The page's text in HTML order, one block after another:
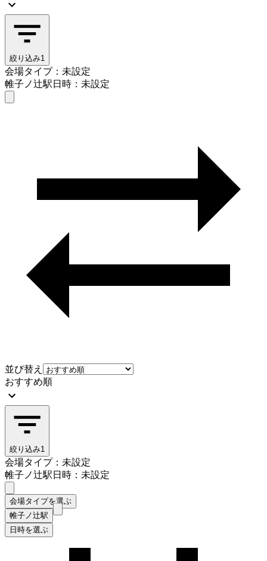
絞り込み1
会場タイプ：未設定
帷子ノ辻駅日時：未設定
並び替え
おすすめ順
絞り込み1
会場タイプ：未設定
帷子ノ辻駅日時：未設定
会場タイプを選ぶ
帷子ノ辻駅
日時を選ぶ